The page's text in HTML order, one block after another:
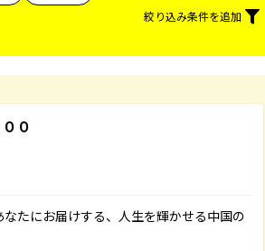
絞り込み条件を追加
０
たにお届けする、人生を輝かせる中国の